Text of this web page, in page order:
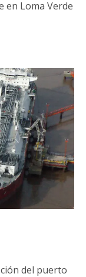
en Loma Verde
del puerto